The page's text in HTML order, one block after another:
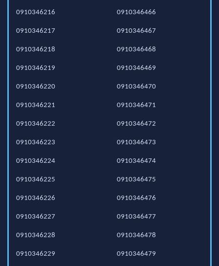
0910346216
0910346217
0910346218
0910346219
0910346220
0910346221
0910346222
0910346223
0910346224
0910346225
0910346226
0910346227
0910346228
0910346229
0910346466
0910346467
0910346468
0910346469
0910346470
0910346471
0910346472
0910346473
0910346474
0910346475
0910346476
0910346477
0910346478
0910346479